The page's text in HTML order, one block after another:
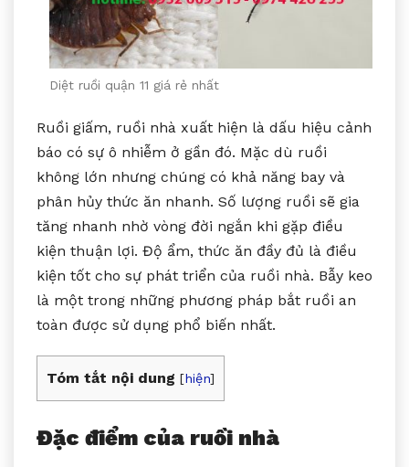
Diệt ruồi quận 11 giá rẻ nhất
Ruồi giấm, ruồi nhà xuất hiện là dấu hiệu cảnh
báo có sự ô nhiễm ở gần đó. Mặc dù ruồi
không lớn nhưng chúng có khả năng bay và
phân hủy thức ăn nhanh. Số lượng ruồi sẽ gia
tăng nhanh nhờ vòng đời ngắn khi gặp điều
kiện thuận lợi. Độ ẩm, thức ăn đầy đủ là điều
kiện tốt cho sự phát triển của ruồi nhà. Bẫy keo
là một trong những phương pháp bắt ruồi an
toàn được sử dụng phổ biến nhất.
Tóm tắt nội dung [hiện]
Đặc điểm của ruồi nhà